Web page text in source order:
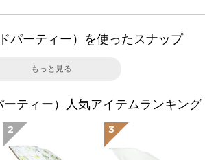
パーティー）を使ったスナップ
もっと見る
ティー）人気アイテムランキング
2 3